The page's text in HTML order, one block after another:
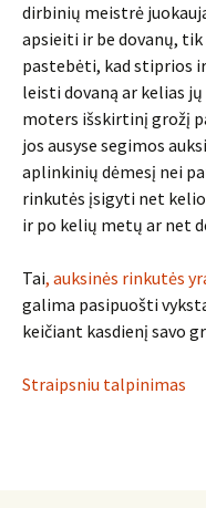
dirbinių meistrė
apsieiti ir be dovanų,
pastebėti, kad stiprios
leisti dovaną ar kelias
moters išskirtinį grožį
jos ausyse segimos
aplinkinių dėmesį nei
rinkutės įsigyti net
ir po kelių metų ar net
Tai, auksinės rinkutės
galima pasipuošti
keičiant kasdienį savo
Straipsniu talpinimas